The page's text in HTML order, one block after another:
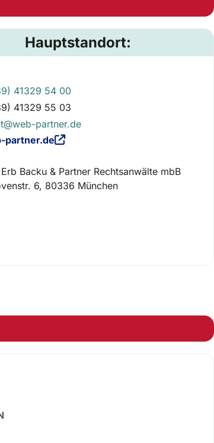
Hauptstandort:
41329 54 00
41329 55 03
partner.de
partner.de
Backu & Partner Rechtsanwälte mbB
6, 80336 München